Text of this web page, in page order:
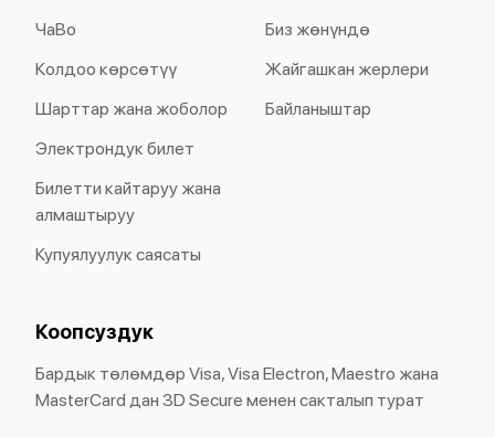
ЧаВо
Колдоо көрсөтүү
Шарттар жана жоболор
Электрондук билет
Билетти кайтаруу жана
алмаштыруу
Купуялуулук саясаты
Биз жөнүндө
Жайгашкан жерлери
Байланыштар
Коопсуздук
Бардык төлөмдөр Visa, Visa Electron, Maestro жана
MasterCard дан 3D Secure менен сакталып турат